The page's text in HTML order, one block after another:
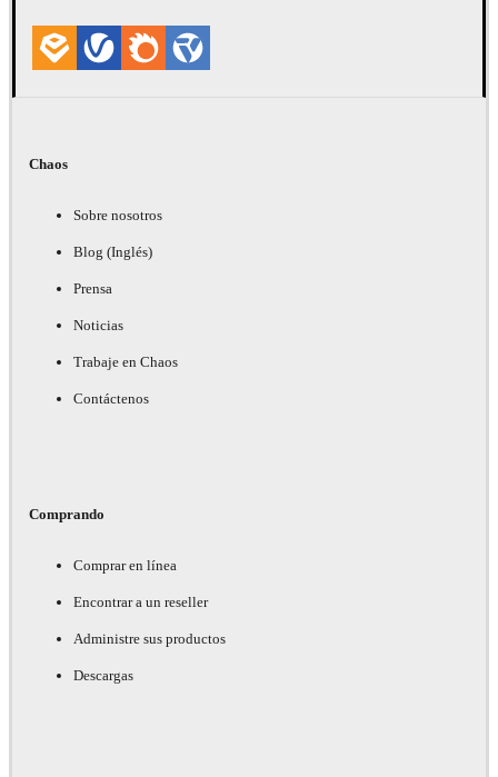
Chaos
Sobre nosotros
Blog (Inglés)
Prensa
Noticias
Trabaje en Chaos
Contáctenos
Comprando
Comprar en línea
Encontrar a un reseller
Administre sus productos
Descargas